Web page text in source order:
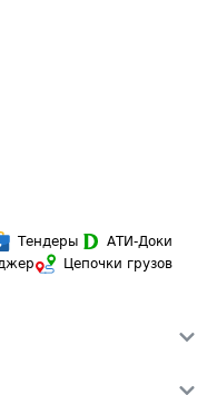
Тендеры
АТИ-Доки
Цепочки грузов